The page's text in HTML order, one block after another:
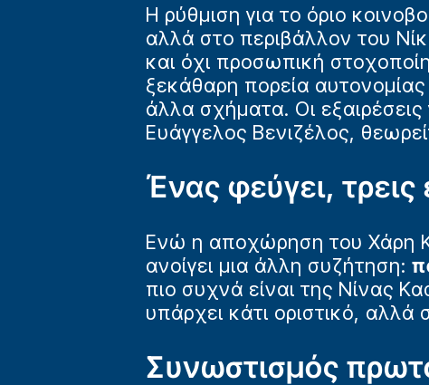
Η ρύθμιση για το όριο
αλλά στο περιβάλλον του
και όχι προσωπική
ξεκάθαρη πορεία
άλλα σχήματα. Οι
Ευάγγελος Βενιζέλος,
Ένας φεύγει, τρεις
Ενώ η αποχώρηση του Χάρη
ανοίγει μια άλλη συζήτηση:
πιο συχνά είναι της Νίνας
υπάρχει κάτι οριστικό, αλλά
Συνωστισμός